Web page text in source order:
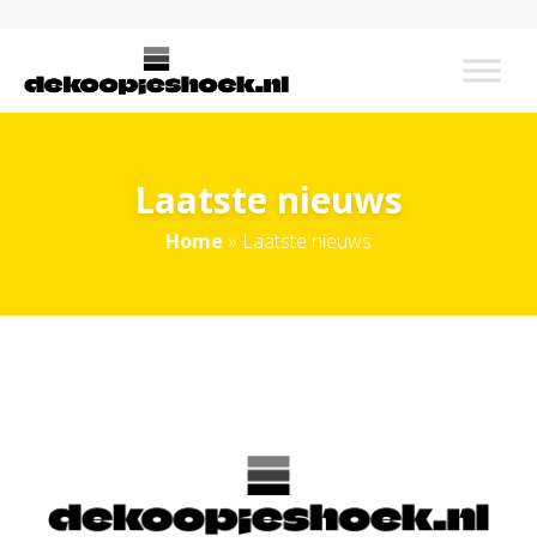
Laatste nieuws
Home » Laatste nieuws